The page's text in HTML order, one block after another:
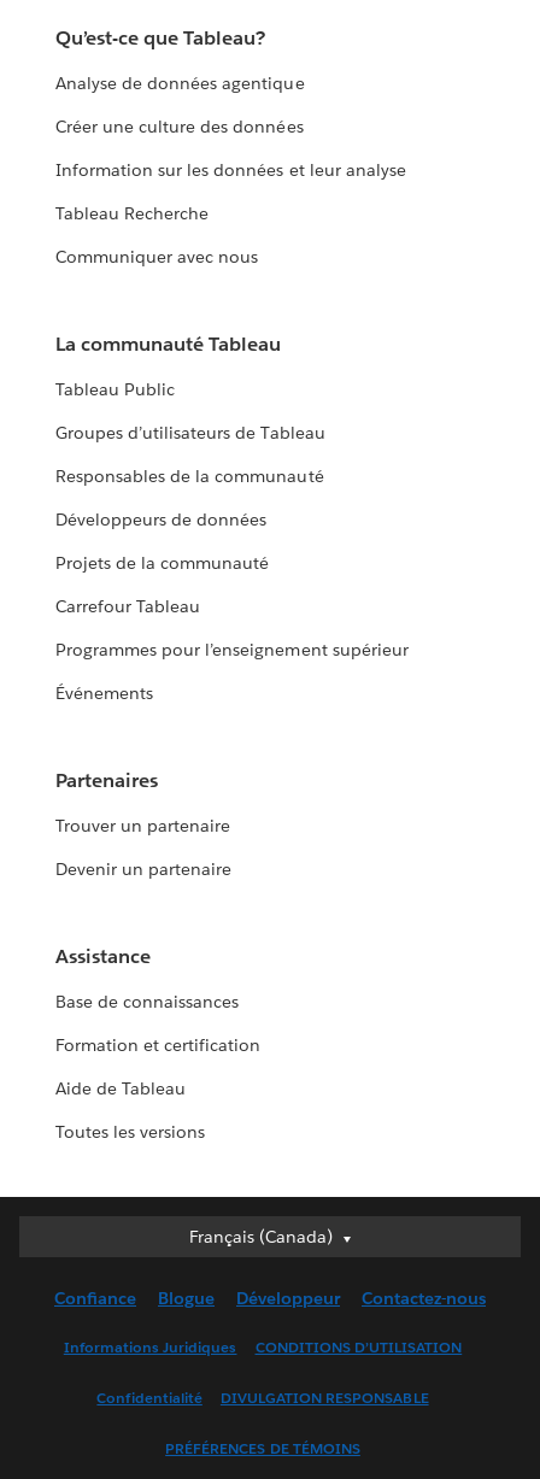
Qu’est-ce que Tableau?
Analyse de données agentique
Créer une culture des données
Information sur les données et leur analyse
Tableau Recherche
Communiquer avec nous
La communauté Tableau
Tableau Public
Groupes d’utilisateurs de Tableau
Responsables de la communauté
Développeurs de données
Projets de la communauté
Carrefour Tableau
Programmes pour l’enseignement supérieur
Événements
Partenaires
Trouver un partenaire
Devenir un partenaire
Assistance
Base de connaissances
Formation et certification
Aide de Tableau
Toutes les versions
Français (Canada)
Français (Canada)
English (UK)
Français (France)
Confiance Blogue Développeur Contactez-nous
Informations Juridiques CONDITIONS D’UTILISATION
Confidentialité DIVULGATION RESPONSABLE
PRÉFÉRENCES DE TÉMOINS